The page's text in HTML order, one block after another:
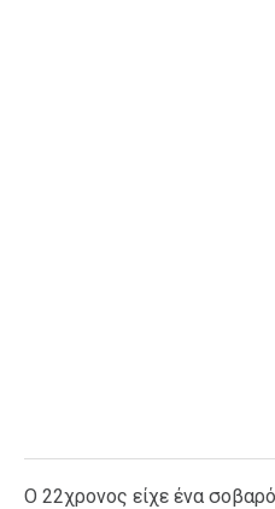
Ο 22χρονος είχε ένα